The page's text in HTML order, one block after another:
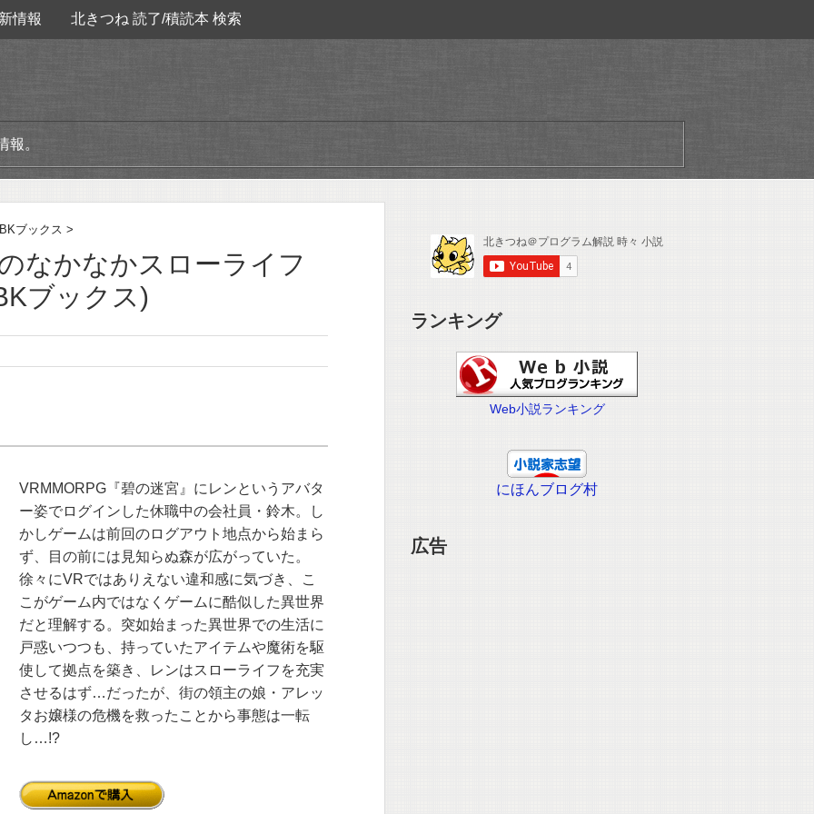
情報 北きつね 読了/積読本 検索
報。
BKブックス >
なかなかスローライフ
ブックス)
VRMMORPG『碧の迷宮』にレンというアバタ
ー姿でログインした休職中の会社員・鈴木。し
かしゲームは前回のログアウト地点から始まら
ず、目の前には見知らぬ森が広がっていた。
徐々にVRではありえない違和感に気づき、こ
こがゲーム内ではなくゲームに酷似した異世界
だと理解する。突如始まった異世界での生活に
戸惑いつつも、持っていたアイテムや魔術を駆
使して拠点を築き、レンはスローライフを充実
させるはず…だったが、街の領主の娘・アレッ
タお嬢様の危機を救ったことから事態は一転
し…!?
ランキング
Web小説ランキング
にほんブログ村
広告